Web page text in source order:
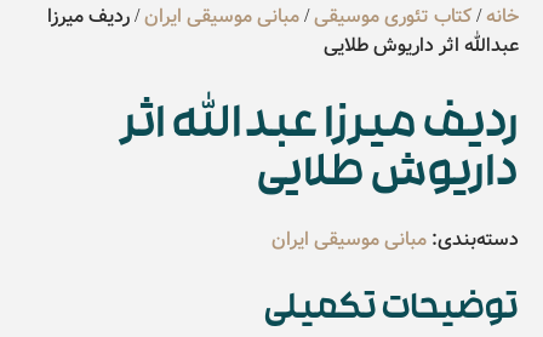
خانه/کتاب تئوری موسیقی/مبانی موسیقی ایران/ ردیف میرزا
عبدالله اثر داریوش طلایی
ردیف میرزا عبدالله اثر
داریوش طلایی
دسته‌بندی: مبانی موسیقی ایران
توضیحات تکمیلی